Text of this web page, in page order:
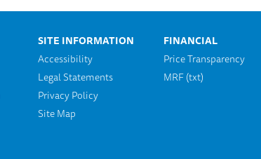
SITE INFORMATION
Accessibility
Legal Statements
Privacy Policy
Site Map
FINANCIAL
Price Transparency
MRF (txt)